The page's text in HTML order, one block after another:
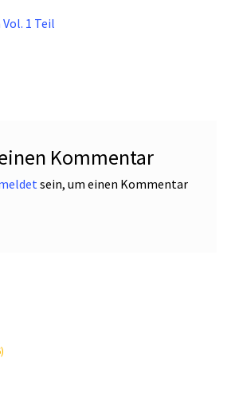
1 Teil
Kommentar
sein, um einen Kommentar
6